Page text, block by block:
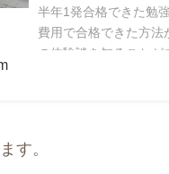
半年1発合格できた勉
費用で合格できた方
の体験談を知ることが
す。